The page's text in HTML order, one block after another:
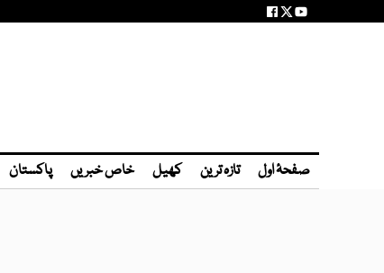
صفحۂ اول تازہ ترین کھیل خاص خبریں پاکستان